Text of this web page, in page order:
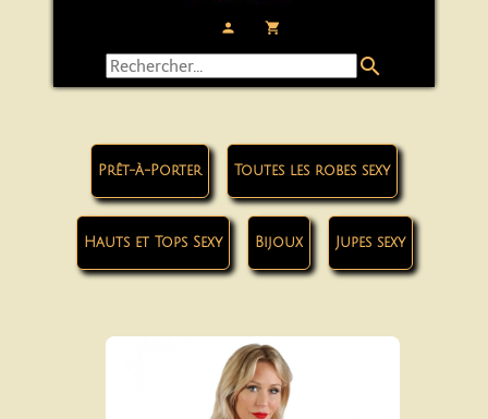
person local_grocery_store
search
Prêt-à-Porter Toutes les robes sexy
Hauts et Tops Sexy Bijoux Jupes sexy